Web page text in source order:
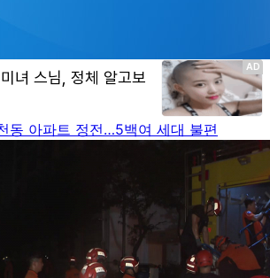
동 아파트 정전…5백여 세대 불편